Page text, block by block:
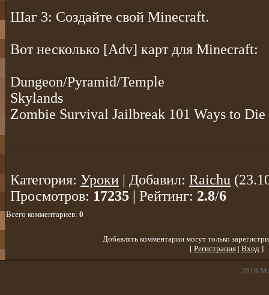
Шаг 3: Создайте свой Minecraft.
Вот несколько [Adv] карт для Minecraft:
Dungeon/Pyramid/Temple
Skylands
Zombie Survival Jailbreak 101 Ways to Die
Категория: Уроки | Добавил: Raichu
Просмотров: 17235 | Рейтинг: 2.8/6
Всего комментариев: 0
Добавлять комментарии могут только
[ Регистрация| Вход ]
2018